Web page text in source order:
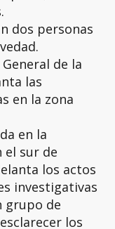
dos personas
de la
las
en la zona
en la
el sur de
los actos
investigativas
grupo de
los